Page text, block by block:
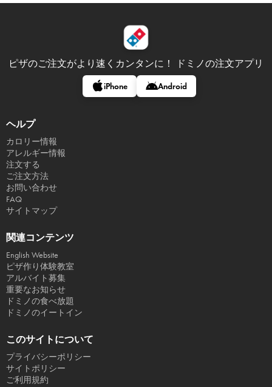
ピザのご注文がより速くカンタンに！ ドミノの注文アプリ
iPhone Android
ヘルプ
カロリー情報
アレルギー情報
注文する
ご注文方法
お問い合わせ
FAQ
サイトマップ
関連コンテンツ
English Website
ピザ作り体験教室
アルバイト募集
重要なお知らせ
ドミノの食べ放題
ドミノのイートイン
このサイトについて
プライバシーポリシー
サイトポリシー
ご利用規約